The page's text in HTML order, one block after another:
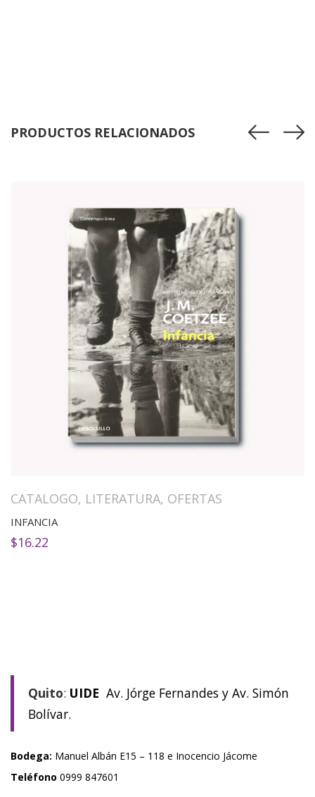
PRODUCTOS RELACIONADOS
CATALOGO, LITERATURA, OFERTAS
INFANCIA
$16.22
Quito: UIDE Av. Jórge Fernandes y Av. Simón
Bolívar.
Bodega: Manuel Albán E15 – 118 e Inocencio Jácome
Teléfono 0999 847601